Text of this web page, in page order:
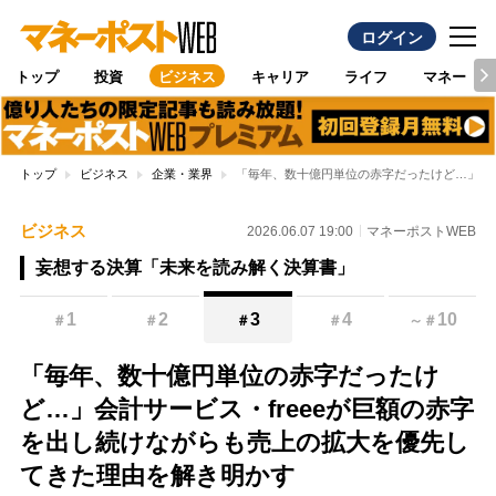
ログイン
トップ 投資 ビジネス キャリア ライフ マネー
トップ ビジネス 企業・業界 「毎年、数十億円単位の赤字だったけど…」
ビジネス 2026.06.07 19:00 マネーポストWEB
妄想する決算「未来を読み解く決算書」
＃ 1 ＃2 ＃3 ＃4 ～ ＃ 10
「毎年、数十億円単位の赤字だったけ
ど…」会計サービス・freeeが巨額の赤字
を出し続けながらも売上の拡大を優先し
てきた理由を解き明かす